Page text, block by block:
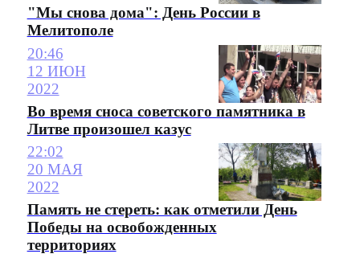
"Мы снова дома": День России в
Мелитополе
20:46
12 ИЮН
2022
Во время сноса советского памятника в
Литве произошел казус
22:02
20 МАЯ
2022
Память не стереть: как отметили День
Победы на освобожденных
территориях